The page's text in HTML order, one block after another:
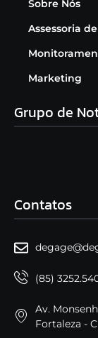
Sobre Nós
Assessoria
Marketing
Grupo de
Contatos
(85)
Av.
Fortaleza -